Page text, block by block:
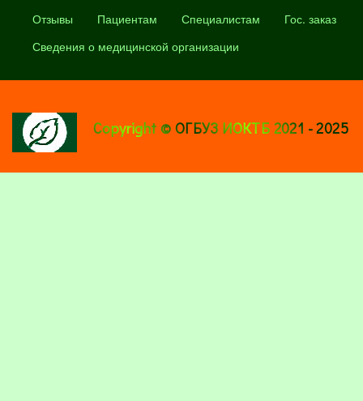
Отзывы
Пациентам Специалистам
Гос. заказ
Сведения о медицинской организации
Copyright © ОГБУЗ ИОКТБ 2021 - 2025